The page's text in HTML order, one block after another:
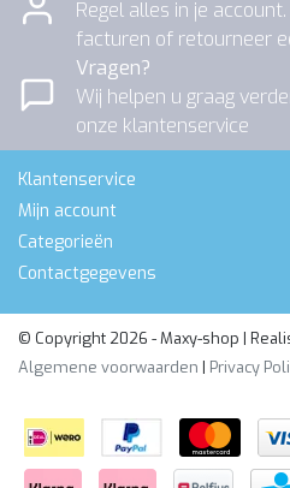
Regel alles in je
facturen of retourneer
Vragen?
Wij helpen u graag
onze klantenservice
Klantenservice
Mijn account
Categorieën
Contactgegevens
© Copyright 2026 - Maxy-shop |
Algemene voorwaarden | Privacy